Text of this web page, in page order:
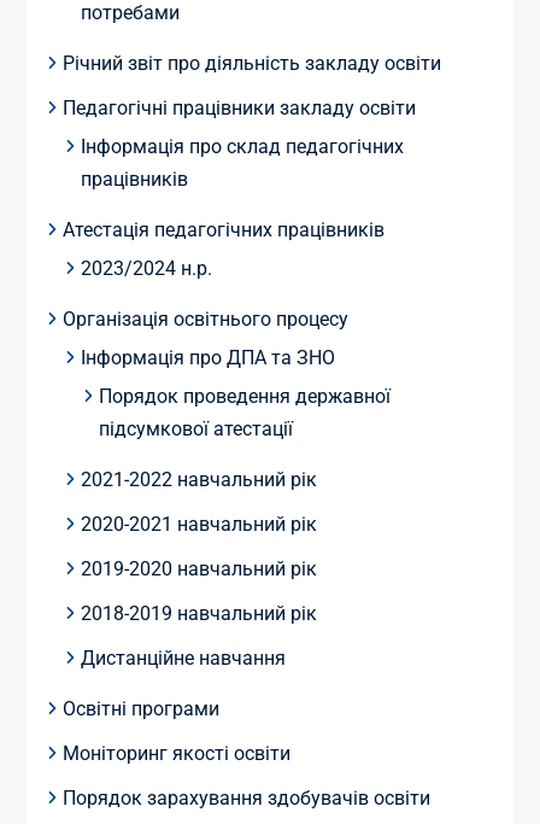
потребами
Річний звіт про діяльність закладу освіти
Педагогічні працівники закладу освіти
Інформація про склад педагогічних
працівників
Атестація педагогічних працівників
2023/2024 н.р.
Організація освітнього процесу
Інформація про ДПА та ЗНО
Порядок проведення державної
підсумкової атестації
2021-2022 навчальний рік
2020-2021 навчальний рік
2019-2020 навчальний рік
2018-2019 навчальний рік
Дистанційне навчання
Освітні програми
Моніторинг якості освіти
Порядок зарахування здобувачів освіти